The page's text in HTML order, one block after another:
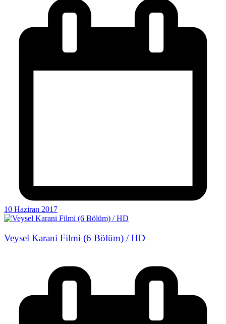
10 Haziran 2017
Veysel Karani Filmi (6 Bölüm) / HD